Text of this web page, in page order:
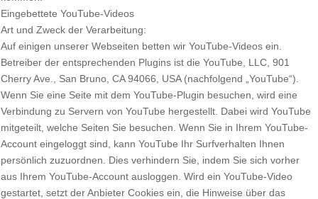
Eingebettete YouTube-Videos
Art und Zweck der Verarbeitung:
Auf einigen unserer Webseiten betten wir YouTube-Videos ein.
Betreiber der entsprechenden Plugins ist die YouTube, LLC, 901
Cherry Ave., San Bruno, CA 94066, USA (nachfolgend „YouTube“).
Wenn Sie eine Seite mit dem YouTube-Plugin besuchen, wird eine
Verbindung zu Servern von YouTube hergestellt. Dabei wird YouTube
mitgeteilt, welche Seiten Sie besuchen. Wenn Sie in Ihrem YouTube-
Account eingeloggt sind, kann YouTube Ihr Surfverhalten Ihnen
persönlich zuzuordnen. Dies verhindern Sie, indem Sie sich vorher
aus Ihrem YouTube-Account ausloggen. Wird ein YouTube-Video
gestartet, setzt der Anbieter Cookies ein, die Hinweise über das